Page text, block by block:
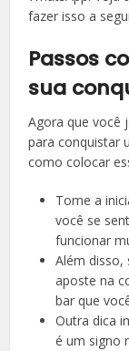
fazer isso a
Passos
sua
Agora que você
para conquistar
como colocar
Tome a
você se
funcionar
Além disso,
aposte na
bar que
Outra dica
é um signo